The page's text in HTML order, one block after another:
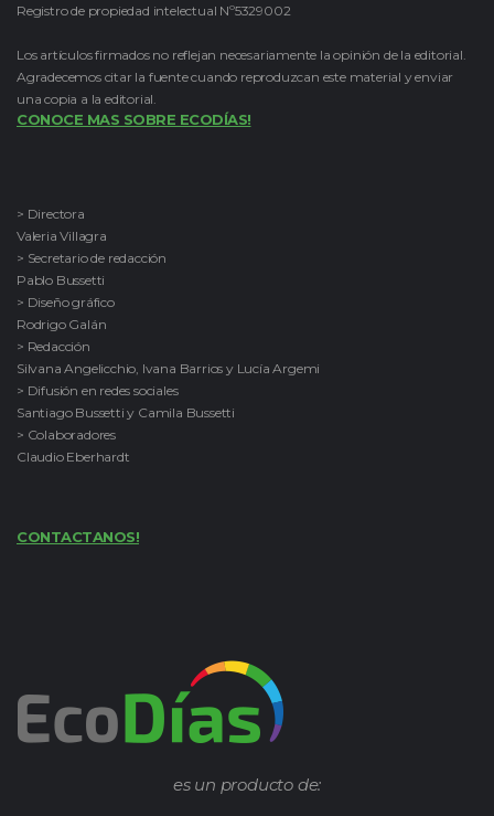
Registro de propiedad intelectual Nº5329002
Los artículos firmados no reflejan necesariamente la opinión de la editorial.
Agradecemos citar la fuente cuando reproduzcan este material y enviar
una copia a la editorial.
CONOCE MAS SOBRE ECODÍAS!
> Directora
Valeria Villagra
> Secretario de redacción
Pablo Bussetti
> Diseño gráfico
Rodrigo Galán
> Redacción
Silvana Angelicchio, Ivana Barrios y Lucía Argemi
> Difusión en redes sociales
Santiago Bussetti y Camila Bussetti
> Colaboradores
Claudio Eberhardt
CONTACTANOS!
es un producto de: